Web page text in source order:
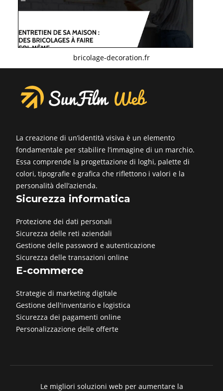
bricolage-decoration.fr
La creazione di un’identità visiva è un elemento
fondamentale per stabilire l’immagine di un marchio.
Essa comprende la progettazione di loghi, palette di
colori, tipografie e grafica che riflettono i valori e la
personalità dell’azienda.
Sicurezza informatica
Protezione dei dati personali
Sicurezza delle reti aziendali
Gestione delle password e autenticazione
Sicurezza delle transazioni online
E-commerce
Strategie di marketing digitale
Gestione dell'inventario e logistica
Sicurezza dei pagamenti online
Personalizzazione delle offerte
Le migliori soluzioni web per aumentare la